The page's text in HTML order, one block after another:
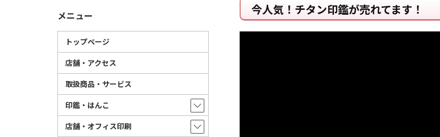
今人気！チタン印鑑が売れてます！
メニュー
トップページ
店舗・アクセス
取扱商品・サービス
印鑑・はんこ
店舗・オフィス印刷